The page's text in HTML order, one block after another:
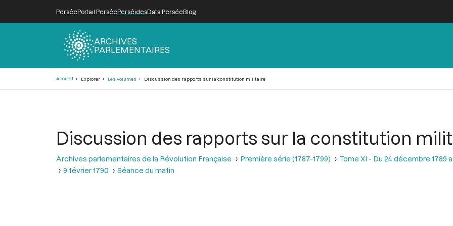
PerséePortail PerséePerséidesData PerséeBlog
ARCHIVES
PARLEMENTAIRES
Accueil Explorer Les volumes Discussion des rapports sur la constitution militaire
Discussion des rapports sur la constitution
Archives parlementaires de la Révolution Française Première série (1787-1799) Tome XI - Du 24 décembre 1789
9 février 1790
Séance du matin